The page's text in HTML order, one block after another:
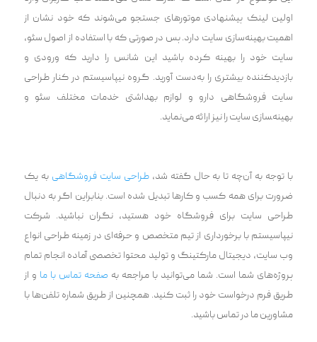
اولین لینک پیشنهادی موتورهای جستجو می‌شوند که خود نشان از
اهمیت بهینه‌سازی سایت دارد. پس در صورتی که با استفاده از اصول سئو‌،
‌سایت خود را بهینه کرده باشید این شانس را دارید که ورودی و
بازدیدکننده بیشتری را به‌دست آورید. گروه نیپاسیستم در کنار طراحی
سایت فروشگاهی دارو و لوازم بهداشتی خدمات مختلف سئو و
بهینه‌‍سازی سایت را نیز ارائه می‌نماید.
با توجه به آن‌چه تا به حال گفته شد،طراحی سایت فروشگاهی به یک
ضرورت برای همه کسب و کارها تبدیل شده است. بنابراین اگر به دنبال
طراحی سایت برای فروشگاه خود هستید، نگران نباشید. شرکت
نیپاسیستم با برخورداری از تیم متخصص و حرفه‌ای در زمینه طراحی انواع
وب سایت، دیجیتال مارکتینگ و تولید محتوا تخصصی آماده انجام تمام
پروژه‌های شما است. شما می‌‌توانید با مراجعه به صفحه تماس با ما و از
طریق فرم درخواست خود را ثبت کنید. همچنین از طریق شماره تلفن‌ها با
مشاورین ما در تماس باشید.